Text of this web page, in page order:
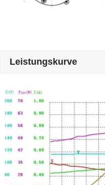
Leistungskurve